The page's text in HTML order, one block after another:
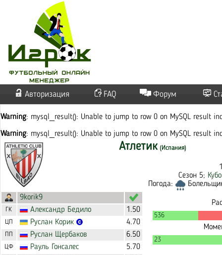
Авторизация FAQ Форум
Warning: mysql_result(): Unable to jump to row 0 on MySQL result
Warning: mysql_result(): Unable to jump to row 0 on MySQL result
Атлетик (Испания)
Сезон 5;
Погода:
9korik9
ГК Александр Бедило 1.50
ЦП Руслан Корик 4.70
ПП Руслан Щербаков 6.50
ЦФ Рауль Гонсалес 5.70
536
23